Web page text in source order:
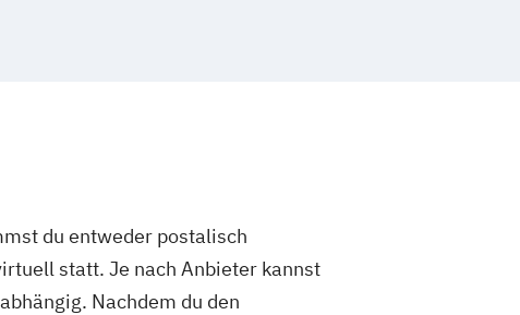
du entweder postalisch
statt. Je nach Anbieter kannst
Nachdem du den